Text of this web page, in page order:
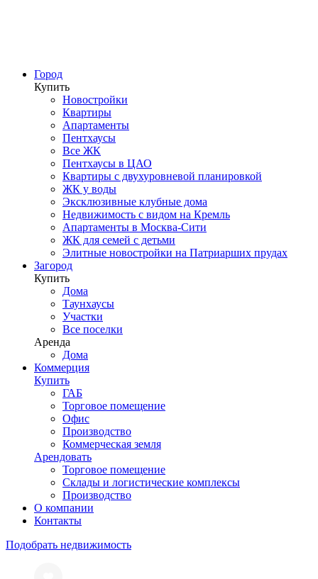
Город
Купить
Новостройки
Квартиры
Апартаменты
Пентхаусы
Все ЖК
Пентхаусы в ЦАО
Квартиры с двухуровневой планировкой
ЖК у воды
Эксклюзивные клубные дома
Недвижимость с видом на Кремль
Апартаменты в Москва-Сити
ЖК для семей с детьми
Элитные новостройки на Патриарших прудах
Загород
Купить
Дома
Таунхаусы
Участки
Все поселки
Аренда
Дома
Коммерция
Купить
ГАБ
Торговое помещение
Офис
Производство
Коммерческая земля
Арендовать
Торговое помещение
Склады и логистические комплексы
Производство
О компании
Контакты
Подобрать недвижимость